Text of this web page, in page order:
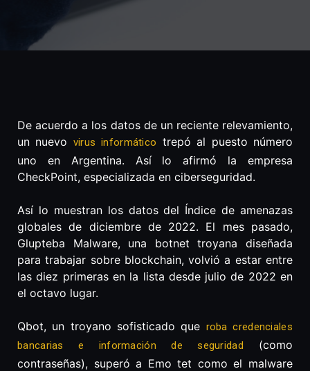
De acuerdo a los datos de un reciente relevamiento,
un nuevo virus informático trepó al puesto número
uno en Argentina. Así lo afirmó la empresa
CheckPoint, especializada en ciberseguridad.
Así lo muestran los datos del Índice de amenazas
globales de diciembre de 2022. El mes pasado,
Glupteba Malware, una botnet troyana diseñada
para trabajar sobre blockchain, volvió a estar entre
las diez primeras en la lista desde julio de 2022 en
el octavo lugar.
Qbot, un troyano sofisticado que roba credenciales
bancarias e información de seguridad
(como
contraseñas), superó a Emo tet como el malware